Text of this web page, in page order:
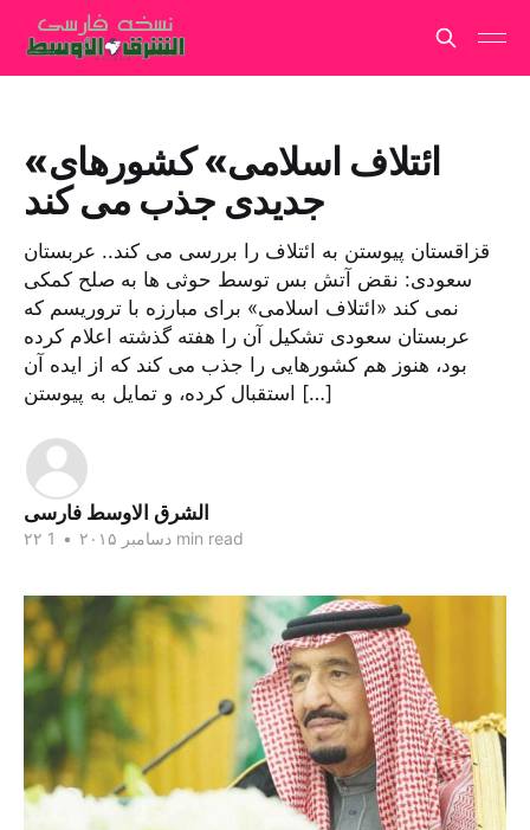
«ائتلاف اسلامی» کشورهای
جدیدی جذب می کند
قزاقستان پیوستن به ائتلاف را بررسی می کند.. عربستان
سعودی: نقض آتش بس توسط حوثی ها به صلح کمکی
نمی کند «ائتلاف اسلامی» برای مبارزه با تروریسم که
عربستان سعودی تشکیل آن را هفته گذشته اعلام کرده
بود، هنوز هم کشورهایی را جذب می کند که از ایده آن
استقبال کرده، و تمایل به پیوستن […]
الشرق الاوسط فارسی
۲۲ دسامبر ۲۰۱۵ • 1 min read